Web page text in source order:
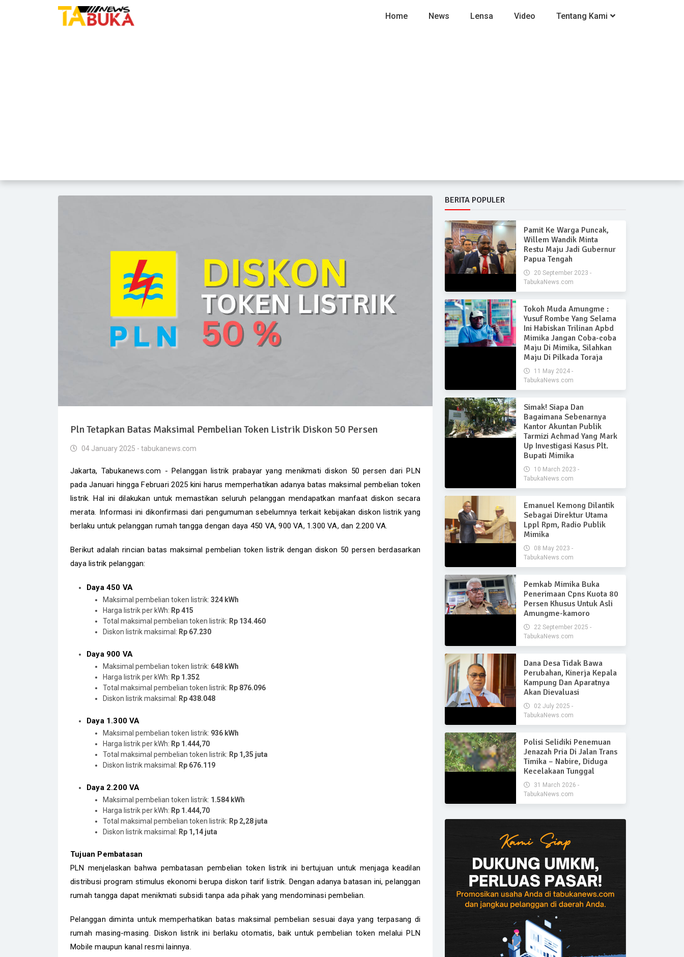
Home News Lensa Video Tentang Kami
Pln Tetapkan Batas Maksimal Pembelian Token Listrik Diskon 50 Persen
04 January 2025 - tabukanews.com
Jakarta, Tabukanews.com - Pelanggan listrik prabayar yang menikmati diskon 50 persen dari PLN
pada Januari hingga Februari 2025 kini harus memperhatikan adanya batas maksimal pembelian token
listrik. Hal ini dilakukan untuk memastikan seluruh pelanggan mendapatkan manfaat diskon secara
merata. Informasi ini dikonfirmasi dari pengumuman sebelumnya terkait kebijakan diskon listrik yang
berlaku untuk pelanggan rumah tangga dengan daya 450 VA, 900 VA, 1.300 VA, dan 2.200 VA.
Berikut adalah rincian batas maksimal pembelian token listrik dengan diskon 50 persen berdasarkan
daya listrik pelanggan:
Daya 450 VA
Maksimal pembelian token listrik: 324 kWh
Harga listrik per kWh: Rp 415
Total maksimal pembelian token listrik: Rp 134.460
Diskon listrik maksimal: Rp 67.230
Daya 900 VA
Maksimal pembelian token listrik: 648 kWh
Harga listrik per kWh: Rp 1.352
Total maksimal pembelian token listrik: Rp 876.096
Diskon listrik maksimal: Rp 438.048
Daya 1.300 VA
Maksimal pembelian token listrik: 936 kWh
Harga listrik per kWh: Rp 1.444,70
Total maksimal pembelian token listrik: Rp 1,35 juta
Diskon listrik maksimal: Rp 676.119
Daya 2.200 VA
Maksimal pembelian token listrik: 1.584 kWh
Harga listrik per kWh: Rp 1.444,70
Total maksimal pembelian token listrik: Rp 2,28 juta
Diskon listrik maksimal: Rp 1,14 juta
Tujuan Pembatasan
PLN menjelaskan bahwa pembatasan pembelian token listrik ini bertujuan untuk menjaga keadilan
distribusi program stimulus ekonomi berupa diskon tarif listrik. Dengan adanya batasan ini, pelanggan
rumah tangga dapat menikmati subsidi tanpa ada pihak yang mendominasi pembelian.
Pelanggan diminta untuk memperhatikan batas maksimal pembelian sesuai daya yang terpasang di
rumah masing-masing. Diskon listrik ini berlaku otomatis, baik untuk pembelian token melalui PLN
Mobile maupun kanal resmi lainnya.
BERITA POPULER
Pamit Ke Warga Puncak,
Willem Wandik Minta
Restu Maju Jadi Gubernur
Papua Tengah
20 September 2023 -
TabukaNews.com
Tokoh Muda Amungme :
Yusuf Rombe Yang Selama
Ini Habiskan Trilinan Apbd
Mimika Jangan Coba-coba
Maju Di Mimika, Silahkan
Maju Di Pilkada Toraja
11 May 2024 -
TabukaNews.com
Simak! Siapa Dan
Bagaimana Sebenarnya
Kantor Akuntan Publik
Tarmizi Achmad Yang Mark
Up Investigasi Kasus Plt.
Bupati Mimika
10 March 2023 -
TabukaNews.com
Emanuel Kemong Dilantik
Sebagai Direktur Utama
Lppl Rpm, Radio Publik
Mimika
08 May 2023 -
TabukaNews.com
Pemkab Mimika Buka
Penerimaan Cpns Kuota 80
Persen Khusus Untuk Asli
Amungme-kamoro
22 September 2025 -
TabukaNews.com
Dana Desa Tidak Bawa
Perubahan, Kinerja Kepala
Kampung Dan Aparatnya
Akan Dievaluasi
02 July 2025 -
TabukaNews.com
Polisi Selidiki Penemuan
Jenazah Pria Di Jalan Trans
Timika – Nabire, Diduga
Kecelakaan Tunggal
31 March 2026 -
TabukaNews.com